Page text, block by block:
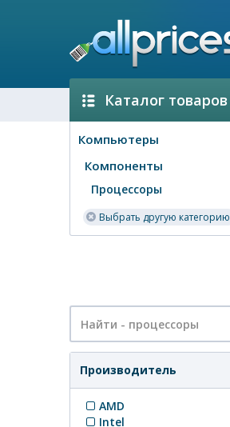
Каталог товаров
Компьютеры
Компоненты
Процессоры
Выбрать другую категорию
Производитель
AMD
Intel